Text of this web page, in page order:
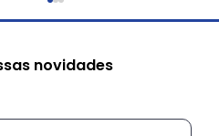
novidades